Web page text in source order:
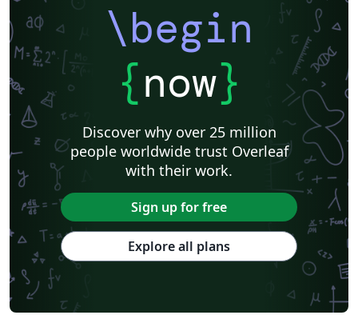
\begin
{now}
Discover why over 25 million
people worldwide trust Overleaf
with their work.
Sign up for free
Explore all plans